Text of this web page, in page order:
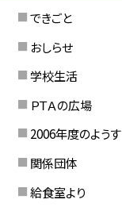
できごと
おしらせ
学校生活
ＰＴＡの広場
2006年度のようす
関係団体
給食室より